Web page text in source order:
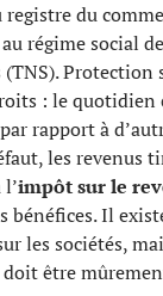
du
régime social
Protection
: le quotidien
rapport à
les revenus
impôt sur le
bénéfices. Il
les sociétés,
être